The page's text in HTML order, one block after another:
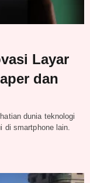
Layar
dan
dunia teknologi
di smartphone lain.